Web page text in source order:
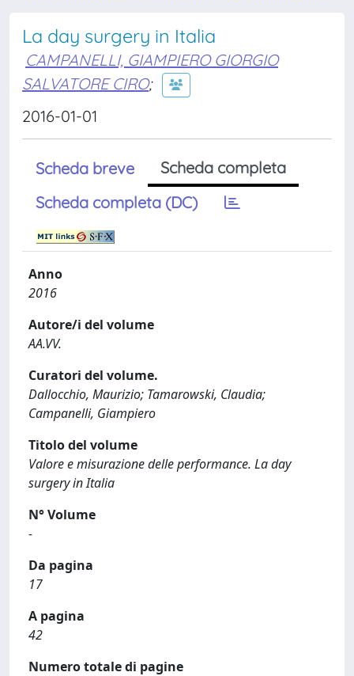
La day surgery in Italia
CAMPANELLI, GIAMPIERO GIORGIO
SALVATORE CIRO;
2016-01-01
Scheda breve
Scheda completa
Scheda completa (DC)
Anno
2016
Autore/i del volume
AA.VV.
Curatori del volume.
Dallocchio, Maurizio; Tamarowski, Claudia;
Campanelli, Giampiero
Titolo del volume
Valore e misurazione delle performance. La day
surgery in Italia
N° Volume
-
Da pagina
17
A pagina
42
Numero totale di pagine